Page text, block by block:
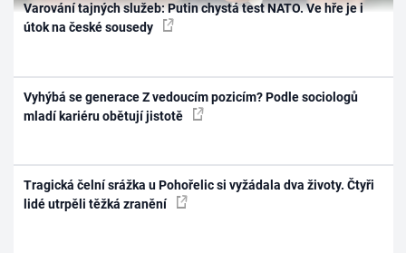
Varování tajných služeb: Putin chystá test NATO. Ve hře je i
útok na české sousedy
Vyhýbá se generace Z vedoucím pozicím? Podle sociologů
mladí kariéru obětují jistotě
Tragická čelní srážka u Pohořelic si vyžádala dva životy. Čtyři
lidé utrpěli těžká zranění